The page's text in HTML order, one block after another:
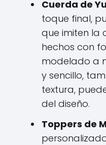
Cuerda de
toque final,
que imiten la
hechos con
modelado a
y sencillo,
textura,
del diseño.
Toppers de